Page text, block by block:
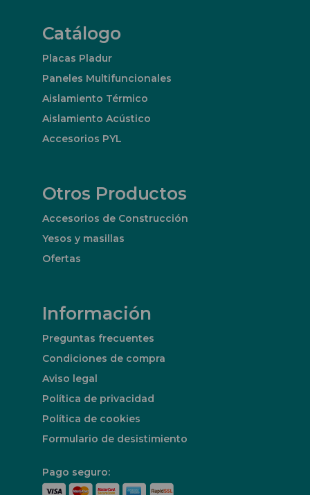
Catálogo
Placas Pladur
Paneles Multifuncionales
Aislamiento Térmico
Aislamiento Acústico
Accesorios PYL
Otros Productos
Accesorios de Construcción
Yesos y masillas
Ofertas
Información
Preguntas frecuentes
Condiciones de compra
Aviso legal
Política de privacidad
Política de cookies
Formulario de desistimiento
Pago seguro: